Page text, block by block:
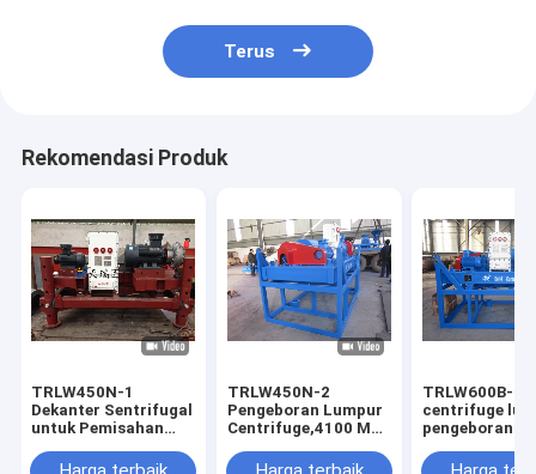
Terus
Rekomendasi Produk
TRLW450N-1
Dekanter Sentrifugal
untuk Pemisahan
TRLW450N-2
Pengeboran Lumpur
Centrifuge,4100 Max
Max Kecepatan,55kw
TRLW600B-1
centrifuge
pengeboran
kapasitas